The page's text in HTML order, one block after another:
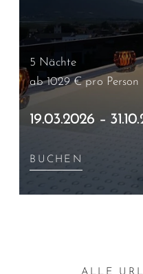
5 Nächte
ab 1029 €pro Person
19.03.2026 –
BUCHEN